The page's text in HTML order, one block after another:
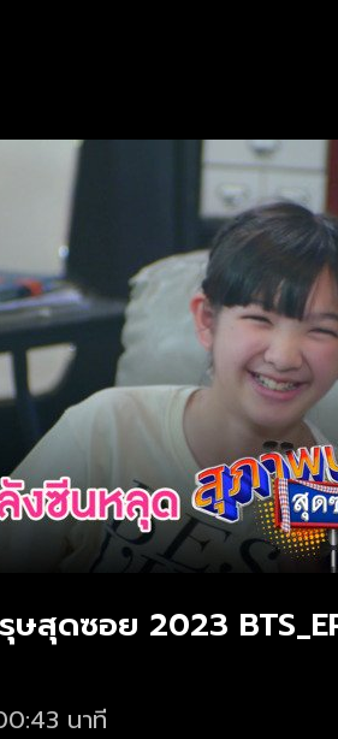
ษสุดซอย 2023
นาที